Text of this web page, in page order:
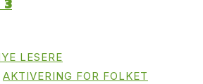
LESERE
AKTIVERING FOR FOLKET